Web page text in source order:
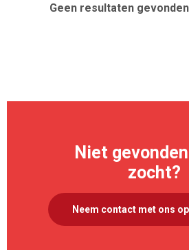
Geen resultaten
Niet
zocht?
Neem contact met ons op